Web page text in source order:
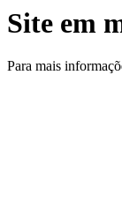
Site em
Para mais